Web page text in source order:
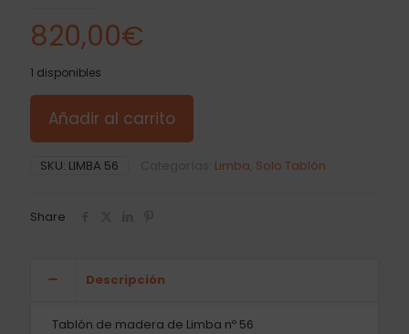
820,00€
1 disponibles
Añadir al carrito
SKU: LIMBA 56 Limba Solo Tablón
Share
Descripción
Tablón de madera de Limba nº 56